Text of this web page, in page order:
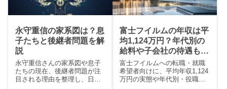
永守重信の家系図は？息
子たちと後継者問題を解
説
永守重信さんの家系図や息子
たちの現在、後継者問題が注
目される理由を整理し、日本
富士フイルムの年収は平
均1,124万円？年代別の
給料や子会社の待遇も徹
底調査
富士フイルムへの転職・就職
希望者向けに、平均年収1,124
万円の実態や年代別・役職別